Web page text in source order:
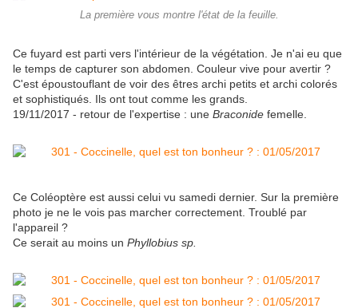
La première vous montre l'état de la feuille.
Ce fuyard est parti vers l'intérieur de la végétation. Je n'ai eu que
le temps de capturer son abdomen. Couleur vive pour avertir ?
C'est époustouflant de voir des êtres archi petits et archi colorés
et sophistiqués. Ils ont tout comme les grands.
19/11/2017 - retour de l'expertise : une Braconide femelle.
Ce Coléoptère est aussi celui vu samedi dernier. Sur la première
photo je ne le vois pas marcher correctement. Troublé par
l'appareil ?
Ce serait au moins un Phyllobius sp.